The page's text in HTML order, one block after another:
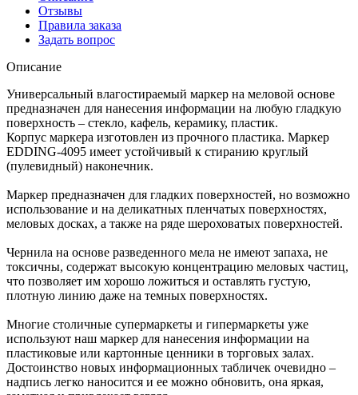
Отзывы
Правила заказа
Задать вопрос
Описание
Универсальный влагостираемый маркер на меловой основе
предназначен для нанесения информации на любую гладкую
поверхность – стекло, кафель, керамику, пластик.
Корпус маркера изготовлен из прочного пластика. Маркер
EDDING-4095 имеет устойчивый к стиранию круглый
(пулевидный) наконечник.
Маркер предназначен для гладких поверхностей, но возможно
использование и на деликатных пленчатых поверхностях,
меловых досках, а также на ряде шероховатых поверхностей.
Чернила на основе разведенного мела не имеют запаха, не
токсичны, содержат высокую концентрацию меловых частиц,
что позволяет им хорошо ложиться и оставлять густую,
плотную линию даже на темных поверхностях.
Многие столичные супермаркеты и гипермаркеты уже
используют наш маркер для нанесения информации на
пластиковые или картонные ценники в торговых залах.
Достоинство новых информационных табличек очевидно –
надпись легко наносится и ее можно обновить, она яркая,